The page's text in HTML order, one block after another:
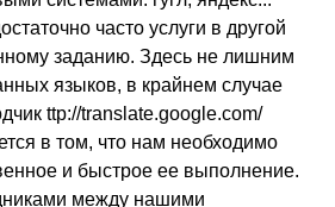
часто услуги в другой
заданию. Здесь не лишним
языков, в крайнем случае
ttp://translate.google.com/
в том, что нам необходимо
и быстрое ее выполнение.
между нашими